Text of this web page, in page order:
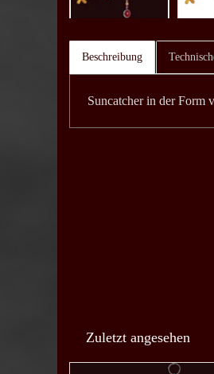
Beschreibung
Suncatcher in der Form
Zuletzt angesehen